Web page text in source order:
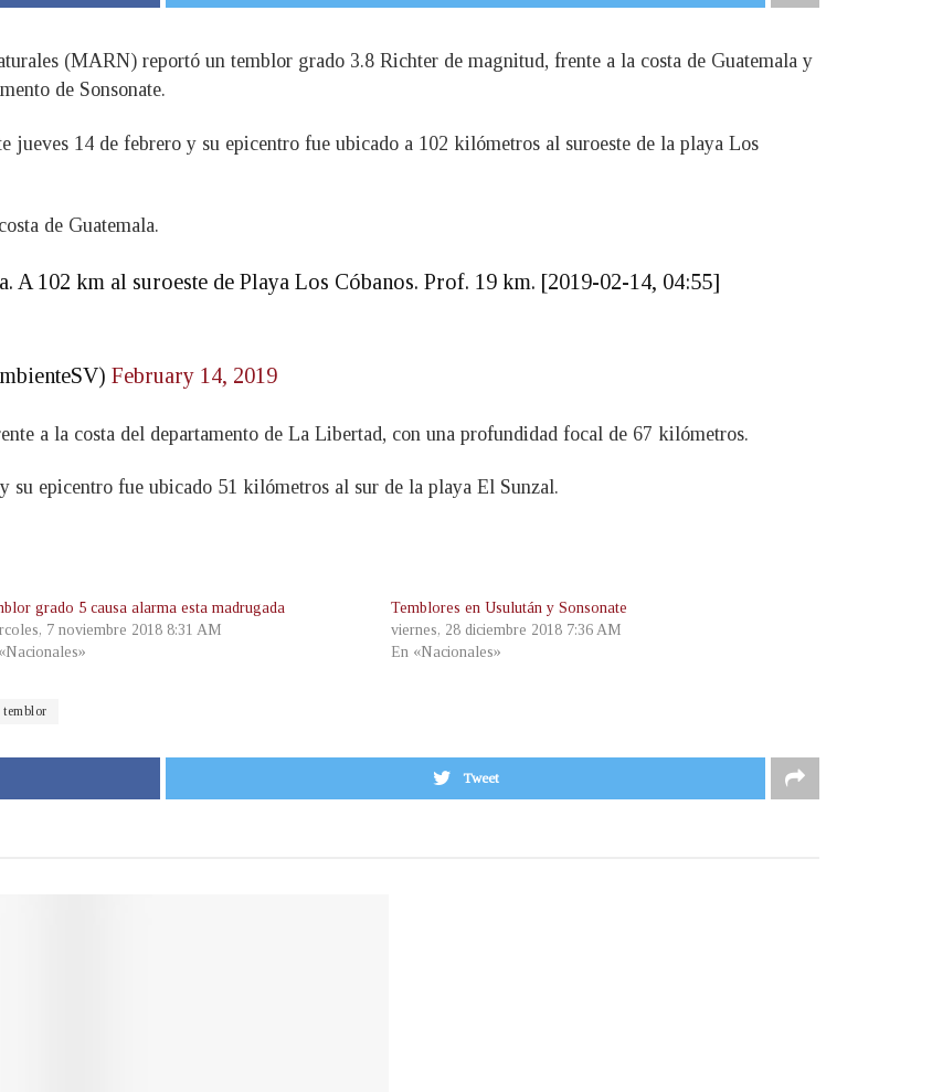
(MARN) reportó un temblor grado 3.8 Richter de magnitud, frente a la costa de Guatemala y
de Sonsonate.
jueves 14 de febrero y su epicentro fue ubicado a 102 kilómetros al suroeste de la playa Los
de Guatemala.
A 102 km al suroeste de Playa Los Cóbanos. Prof. 19 km. [2019-02-14, 04:55]
February 14, 2019
a la costa del departamento de La Libertad, con una profundidad focal de 67 kilómetros.
su epicentro fue ubicado 51 kilómetros al sur de la playa El Sunzal.
grado 5 causa alarma esta madrugada
7 noviembre 2018 8:31 AM
Temblores en Usulután y Sonsonate
viernes, 28 diciembre 2018 7:36 AM
En «Nacionales»
temblor
Tweet